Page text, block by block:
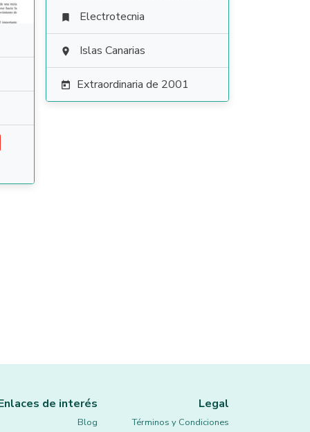
 Electrotecnia
 Islas Canarias
 Extraordinaria de 2001
de interés
Blog
Legal
Términos y Condiciones